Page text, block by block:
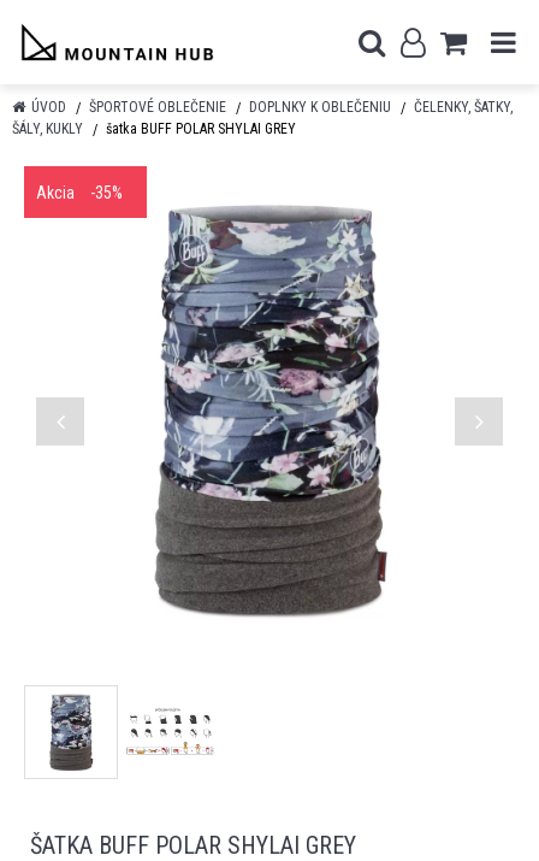
ÚVOD ŠPORTOVÉ OBLEČENIE DOPLNKY K OBLEČENIU
ČELENKY, ŠATKY,
ŠÁLY, KUKLY
šatka BUFF POLAR SHYLAI GREY
Akcia -35%
ŠATKA BUFF POLAR SHYLAI GREY